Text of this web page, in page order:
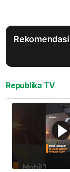
Rekomendasi
Republika TV